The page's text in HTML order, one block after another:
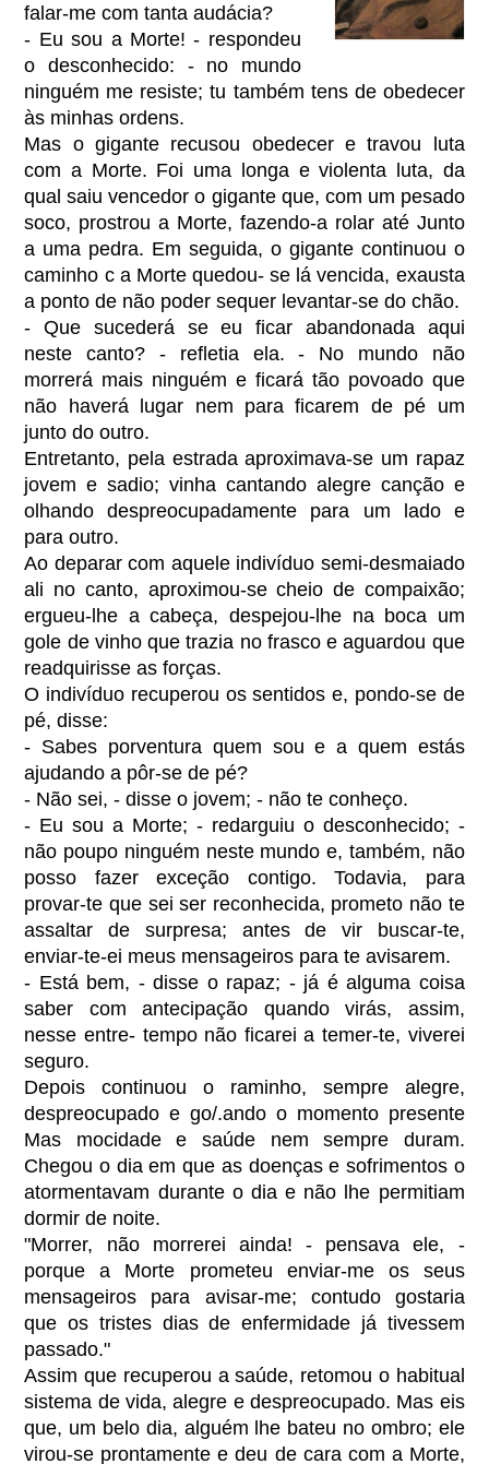
falar-me com tanta audácia?
- Eu sou a Morte! - respondeu
o desconhecido: - no mundo
ninguém me resiste; tu também tens de obedecer
às minhas ordens.
Mas o gigante recusou obedecer e travou luta
com a Morte. Foi uma longa e violenta luta, da
qual saiu vencedor o gigante que, com um pesado
soco, prostrou a Morte, fazendo-a rolar até Junto
a uma pedra. Em seguida, o gigante continuou o
caminho c a Morte quedou- se lá vencida, exausta
a ponto de não poder sequer levantar-se do chão.
- Que sucederá se eu ficar abandonada aqui
neste canto? - refletia ela. - No mundo não
morrerá mais ninguém e ficará tão povoado que
não haverá lugar nem para ficarem de pé um
junto do outro.
Entretanto, pela estrada aproximava-se um rapaz
jovem e sadio; vinha cantando alegre canção e
olhando despreocupadamente para um lado e
para outro.
Ao deparar com aquele indivíduo semi-desmaiado
ali no canto, aproximou-se cheio de compaixão;
ergueu-lhe a cabeça, despejou-lhe na boca um
gole de vinho que trazia no frasco e aguardou que
readquirisse as forças.
O indivíduo recuperou os sentidos e, pondo-se de
pé, disse:
- Sabes porventura quem sou e a quem estás
ajudando a pôr-se de pé?
- Não sei, - disse o jovem; - não te conheço.
- Eu sou a Morte; - redarguiu o desconhecido; -
não poupo ninguém neste mundo e, também, não
posso fazer exceção contigo. Todavia, para
provar-te que sei ser reconhecida, prometo não te
assaltar de surpresa; antes de vir buscar-te,
enviar-te-ei meus mensageiros para te avisarem.
- Está bem, - disse o rapaz; - já é alguma coisa
saber com antecipação quando virás, assim,
nesse entre- tempo não ficarei a temer-te, viverei
seguro.
Depois continuou o raminho, sempre alegre,
despreocupado e go/.ando o momento presente
Mas mocidade e saúde nem sempre duram.
Chegou o dia em que as doenças e sofrimentos o
atormentavam durante o dia e não lhe permitiam
dormir de noite.
"Morrer, não morrerei ainda! - pensava ele, -
porque a Morte prometeu enviar-me os seus
mensageiros para avisar-me; contudo gostaria
que os tristes dias de enfermidade já tivessem
passado."
Assim que recuperou a saúde, retomou o habitual
sistema de vida, alegre e despreocupado. Mas eis
que, um belo dia, alguém lhe bateu no ombro; ele
virou-se prontamente e deu de cara com a Morte,